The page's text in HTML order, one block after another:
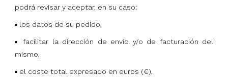
podrá revisar y aceptar, en su caso:
▪ los datos de su pedido,
▪ facilitar la dirección de envío y/o de facturación del
mismo,
▪ el coste total expresado en euros (€),